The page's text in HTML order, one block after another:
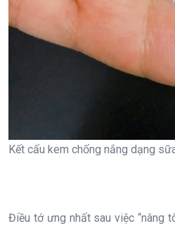
Kết cấu kem chống nắng dạng
Điều tớ ưng nhất sau việc “nâng